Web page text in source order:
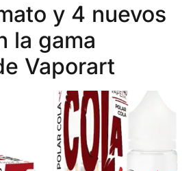
y 4 nuevos
la gama
Vaporart